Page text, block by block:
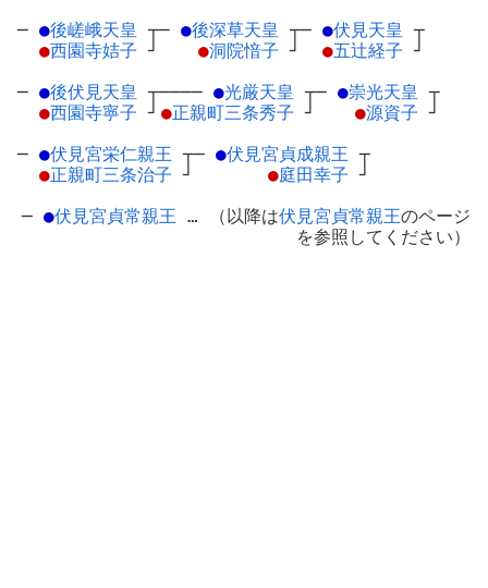
─ ●後嵯峨天皇 ┬
●西園寺姞子 ┘
─ ●後深草天皇 ┬
●洞院愔子 ┘
─ ●伏見天皇 ┬
●五辻経子 ┘
─ ●後伏見天皇 ┬
●西園寺寧子 ┘
──── ●光厳天皇 ┬
●正親町三条秀子 ┘
─ ●崇光天皇 ┬
●源資子 ┘
─ ●伏見宮栄仁親王 ┬
●正親町三条治子 ┘
─ ●伏見宮貞成親王 ┬
●庭田幸子 ┘
─ ●伏見宮貞常親王 … （以降は伏見宮貞常親王のページ
を参照してください）